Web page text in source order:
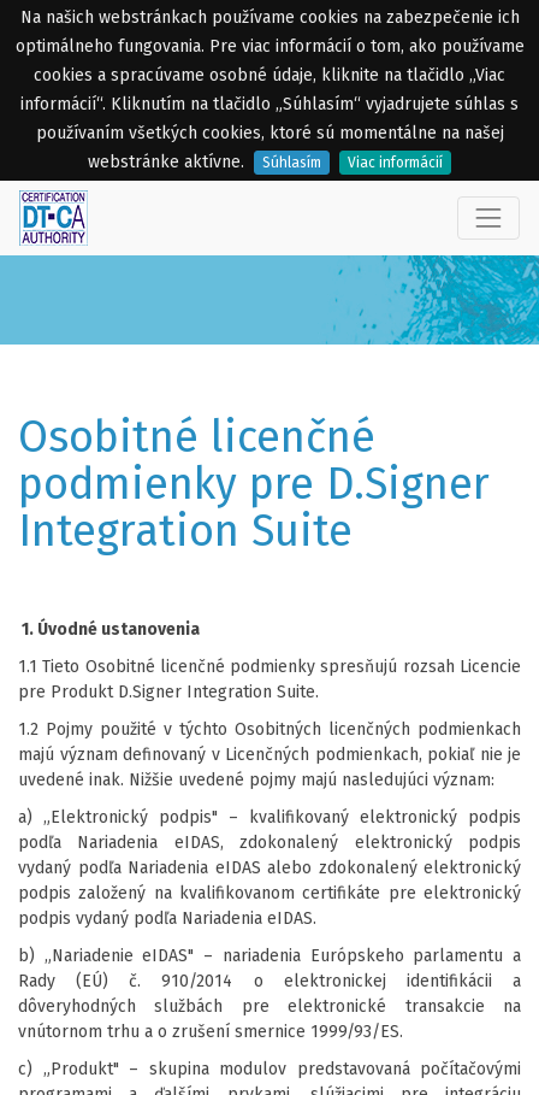
Na našich webstránkach používame cookies na zabezpečenie ich
optimálneho fungovania. Pre viac informácií o tom, ako používame
cookies a spracúvame osobné údaje, kliknite na tlačidlo „Viac
informácií“. Kliknutím na tlačidlo „Súhlasím“ vyjadrujete súhlas s
používaním všetkých cookies, ktoré sú momentálne na našej
webstránke aktívne.
Súhlasím Viac informácií
Osobitné licenčné
podmienky pre D.Signer
Integration Suite
1. Úvodné ustanovenia
1.1 Tieto Osobitné licenčné podmienky spresňujú rozsah Licencie
pre Produkt D.Signer Integration Suite.
1.2 Pojmy použité v týchto Osobitných licenčných podmienkach
majú význam definovaný v Licenčných podmienkach, pokiaľ nie je
uvedené inak. Nižšie uvedené pojmy majú nasledujúci význam:
a) „Elektronický podpis" – kvalifikovaný elektronický podpis
podľa Nariadenia eIDAS, zdokonalený elektronický podpis
vydaný podľa Nariadenia eIDAS alebo zdokonalený elektronický
podpis založený na kvalifikovanom certifikáte pre elektronický
podpis vydaný podľa Nariadenia eIDAS.
b) „Nariadenie eIDAS" – nariadenia Európskeho parlamentu a
Rady (EÚ) č. 910/2014 o elektronickej identifikácii a
dôveryhodných službách pre elektronické transakcie na
vnútornom trhu a o zrušení smernice 1999/93/ES.
c) „Produkt" – skupina modulov predstavovaná počítačovými